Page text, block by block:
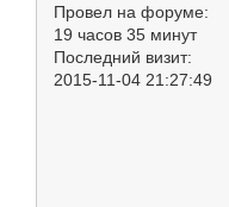
Провел на форуме:
19 часов 35 минут
Последний визит:
2015-11-04 21:27:49